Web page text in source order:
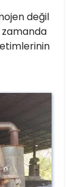
değil
zamanda